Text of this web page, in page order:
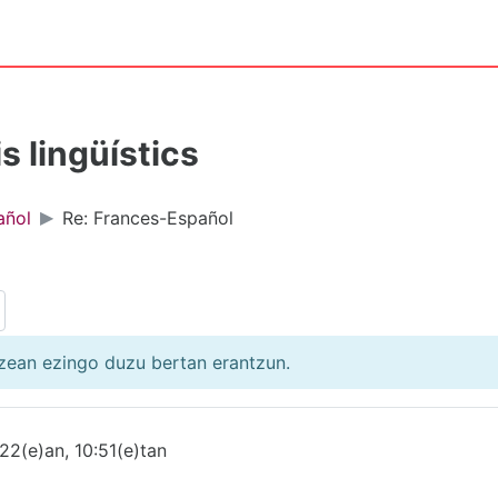
lingüístics
Re: Frances-Español
ezingo duzu bertan erantzun.
10:51(e)tan